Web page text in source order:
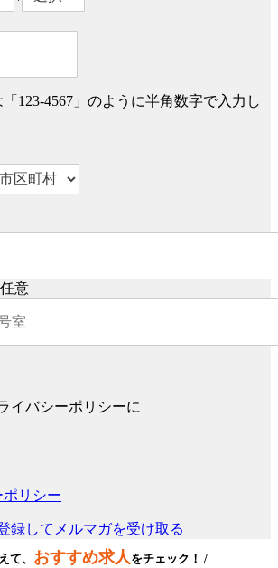
「123-4567」のように半角数字で入力し
任意
イバシーポリシーに
リシー
て、 おすすめ求人をチェック！ /